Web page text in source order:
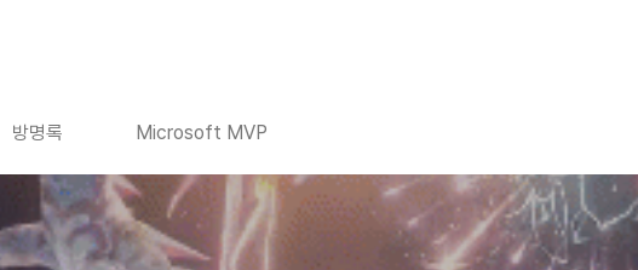
방명록 Microsoft MVP